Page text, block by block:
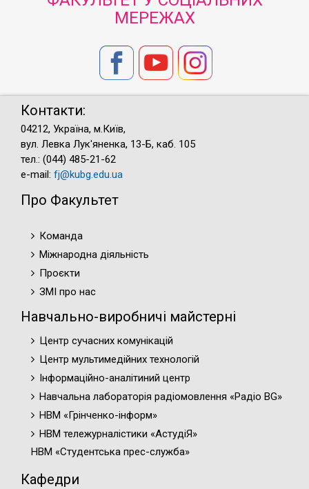
МЕРЕЖАХ
Контакти:
04212, Україна, м.Київ,
вул. Левка Лук'яненка, 13-Б, каб. 105
тел.: (044) 485-21-62
e-mail: fj@kubg.edu.ua
Про Факультет
Команда
Міжнародна діяльність
Проєкти
ЗМІ про нас
Навчально-виробничі майстерні
Центр сучасних комунікацій
Центр мультимедійних технологій
Інформаційно-аналітиний центр
Навчальна лабораторія радіомовлення «Радіо BG»
НВМ «Грінченко-інформ»
НВМ тележурналістики «АстудіЯ»
НВМ «Студентська прес-служба»
Кафедри